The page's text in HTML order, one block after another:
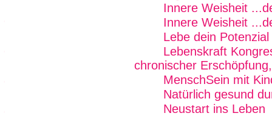
Innere Weisheit
Innere Weisheit
Lebe dein
Lebenskraft
chronischer
MenschSein mit
Natürlich gesund
Neustart ins Leben